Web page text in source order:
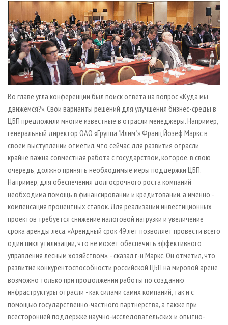
Во главе угла конференции был поиск ответа на вопрос «Куда мы
движемся?». Свои варианты решений для улучшения бизнес­-среды в
ЦБП предложили многие известные в отрасли менеджеры. Например,
генеральный директор ОАО «Группа "Илим"» Франц Йозеф Маркс в
своем выступлении отметил, что сейчас для развития отрасли
крайне важна совместная работа с государством, которое, в свою
очередь, должно принять необходимые меры поддержки ЦБП.
Например, для обеспечения долгосрочного роста компаний
необходима помощь в финансировании и кредитовании, а именно -
компенсация процентных ставок. Для реализации инвестиционных
проектов требуется снижение налоговой нагрузки и увеличение
срока аренды леса. «Арендный срок 49 лет позволяет провести всего
один цикл утилизации, что не может обеспечить эффективного
управления лесным хозяйством», - сказал г­-н Маркс. Он отметил, что
развитие конкурентоспособности российской ЦБП на мировой арене
возможно только при продолжении работы по созданию
инфраструктуры отрасли - как силами самих компаний, так и с
помощью государственно­-частного партнерства, а также при
всесторонней поддержке научно­-исследовательских и опытно­-